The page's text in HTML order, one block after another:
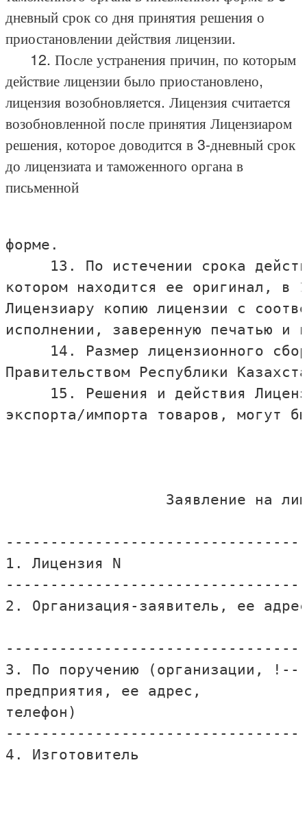
дневный срок со дня принятия решения о
приостановлении действия лицензии.
12. После устранения причин, по которым
действие лицензии было приостановлено,
лицензия возобновляется. Лицензия считается
возобновленной после принятия Лицензиаром
решения, которое доводится в 3-дневный срок
до лицензиата и таможенного органа в
письменной